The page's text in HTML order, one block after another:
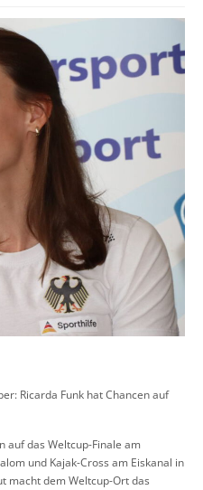
Ricarda Funk hat Chancen auf
auf das Weltcup-Finale am
und Kajak-Cross am Eiskanal in
macht dem Weltcup-Ort das